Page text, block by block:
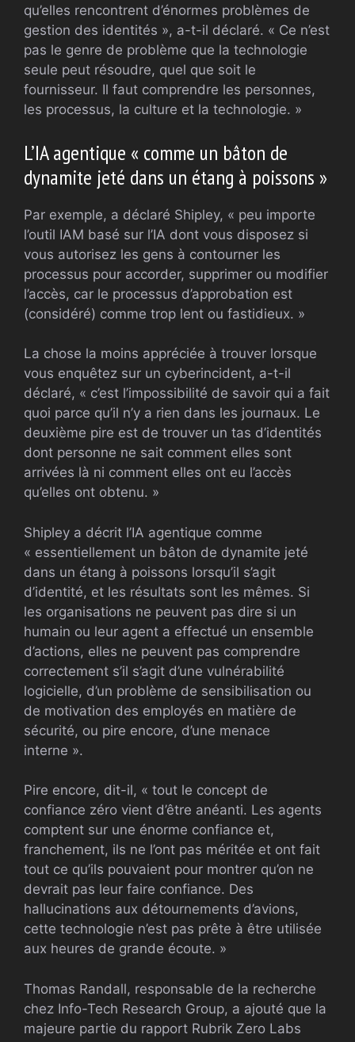
qu’elles rencontrent d’énormes problèmes de
gestion des identités », a-t-il déclaré. « Ce n’est
pas le genre de problème que la technologie
seule peut résoudre, quel que soit le
fournisseur. Il faut comprendre les personnes,
les processus, la culture et la technologie. »
L’IA agentique « comme un bâton de
dynamite jeté dans un étang à poissons »
Par exemple, a déclaré Shipley, « peu importe
l’outil IAM basé sur l’IA dont vous disposez si
vous autorisez les gens à contourner les
processus pour accorder, supprimer ou modifier
l’accès, car le processus d’approbation est
(considéré) comme trop lent ou fastidieux. »
La chose la moins appréciée à trouver lorsque
vous enquêtez sur un cyberincident, a-t-il
déclaré, « c’est l’impossibilité de savoir qui a fait
quoi parce qu’il n’y a rien dans les journaux. Le
deuxième pire est de trouver un tas d’identités
dont personne ne sait comment elles sont
arrivées là ni comment elles ont eu l’accès
qu’elles ont obtenu. »
Shipley a décrit l’IA agentique comme
« essentiellement un bâton de dynamite jeté
dans un étang à poissons lorsqu’il s’agit
d’identité, et les résultats sont les mêmes. Si
les organisations ne peuvent pas dire si un
humain ou leur agent a effectué un ensemble
d’actions, elles ne peuvent pas comprendre
correctement s’il s’agit d’une vulnérabilité
logicielle, d’un problème de sensibilisation ou
de motivation des employés en matière de
sécurité, ou pire encore, d’une menace
interne ».
Pire encore, dit-il, « tout le concept de
confiance zéro vient d’être anéanti. Les agents
comptent sur une énorme confiance et,
franchement, ils ne l’ont pas méritée et ont fait
tout ce qu’ils pouvaient pour montrer qu’on ne
devrait pas leur faire confiance. Des
hallucinations aux détournements d’avions,
cette technologie n’est pas prête à être utilisée
aux heures de grande écoute. »
Thomas Randall, responsable de la recherche
chez Info-Tech Research Group, a ajouté que la
majeure partie du rapport Rubrik Zero Labs